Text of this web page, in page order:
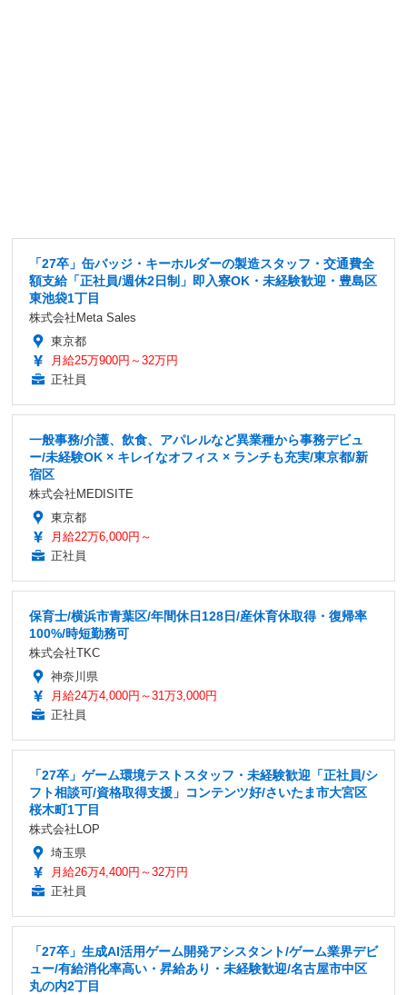
「27卒」缶バッジ・キーホルダーの製造スタッフ・交通費全
額支給「正社員/週休2日制」即入寮OK・未経験歓迎・豊島区
東池袋1丁目
株式会社Meta Sales
東京都
月給25万900円～32万円
正社員
一般事務/介護、飲食、アパレルなど異業種から事務デビュ
ー/未経験OK × キレイなオフィス × ランチも充実/東京都/新
宿区
株式会社MEDISITE
東京都
月給22万6,000円～
正社員
保育士/横浜市青葉区/年間休日128日/産休育休取得・復帰率
100%/時短勤務可
株式会社TKC
神奈川県
月給24万4,000円～31万3,000円
正社員
「27卒」ゲーム環境テストスタッフ・未経験歓迎「正社員/シ
フト相談可/資格取得支援」コンテンツ好/さいたま市大宮区
桜木町1丁目
株式会社LOP
埼玉県
月給26万4,400円～32万円
正社員
「27卒」生成AI活用ゲーム開発アシスタント/ゲーム業界デビ
ュー/有給消化率高い・昇給あり・未経験歓迎/名古屋市中区
丸の内2丁目